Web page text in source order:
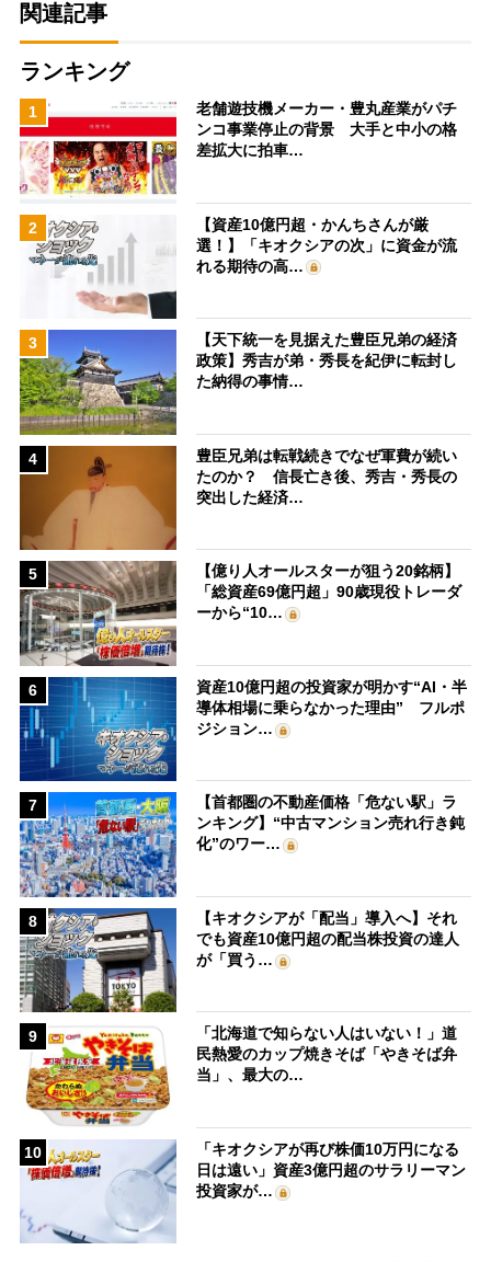
関連記事
ランキング
1
老舗遊技機メーカー・豊丸産業がパチ
ンコ事業停止の背景 大手と中小の格
差拡大に拍車…
2
【資産10億円超・かんちさんが厳
選！】「キオクシアの次」に資金が流
れる期待の高…
3
【天下統一を見据えた豊臣兄弟の経済
政策】秀吉が弟・秀長を紀伊に転封し
た納得の事情…
4
豊臣兄弟は転戦続きでなぜ軍費が続い
たのか？ 信長亡き後、秀吉・秀長の
突出した経済…
5
【億り人オールスターが狙う20銘柄】
「総資産69億円超」90歳現役トレーダ
ーから“10…
6
資産10億円超の投資家が明かす“AI・半
導体相場に乗らなかった理由” フルポ
ジション…
7
【首都圏の不動産価格「危ない駅」ラ
ンキング】“中古マンション売れ行き鈍
化”のワー…
8
【キオクシアが「配当」導入へ】それ
でも資産10億円超の配当株投資の達人
が「買う…
9
「北海道で知らない人はいない！」道
民熱愛のカップ焼きそば「やきそば弁
当」、最大の…
10
「キオクシアが再び株価10万円になる
日は遠い」資産3億円超のサラリーマン
投資家が…